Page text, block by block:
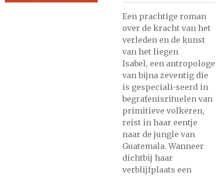
Een prachtige roman
over de kracht van het
verleden en de kunst
van het liegen
Isabel, een antropologe
van bijna zeventig die
is gespeciali-seerd in
begrafenisrituelen van
primitieve volkeren,
reist in haar eentje
naar de jungle van
Guatemala. Wanneer
dichtbij haar
verblijfplaats een